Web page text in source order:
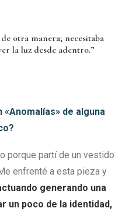
otra manera; necesitaba
la luz desde adentro.”
«Anomalías» de alguna
porque partí de un vestido
enfrenté a esta pieza y
generando una
un poco de la identidad,